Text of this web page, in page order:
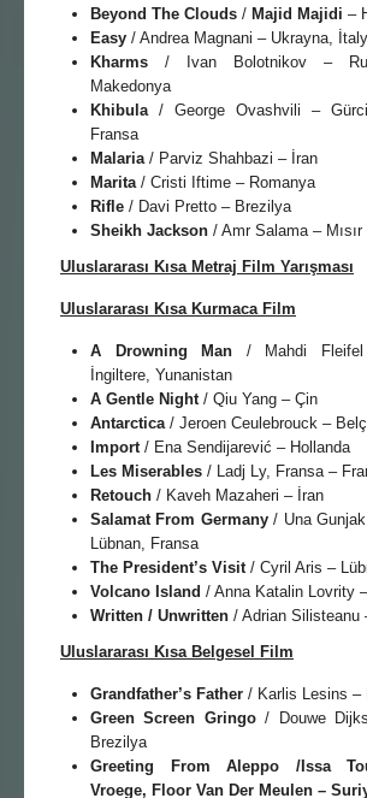
Beyond The Clouds / Majid Majidi –
Easy / Andrea Magnani – Ukrayna,
Kharms / Ivan Bolotnikov –
Makedonya
Khibula / George Ovashvili –
Fransa
Malaria / Parviz Shahbazi – İran
Marita / Cristi Iftime – Romanya
Rifle / Davi Pretto – Brezilya
Sheikh Jackson / Amr Salama – Mısır
Uluslararası Kısa Metraj Film Yarışması
Uluslararası Kısa Kurmaca Film
A Drowning Man / Mahdi Fleifel
İngiltere, Yunanistan
A Gentle Night / Qiu Yang – Çin
Antarctica / Jeroen Ceulebrouck –
Import / Ena Sendijarević – Hollanda
Les Miserables / Ladj Ly, Fransa –
Retouch / Kaveh Mazaheri – İran
Salamat From Germany/ Una
Lübnan, Fransa
The President’s Visit / Cyril Aris –
Volcano Island / Anna Katalin Lovrity
Written / Unwritten / Adrian Silisteanu
Uluslararası Kısa Belgesel Film
Grandfather’s Father / Karlis Lesins –
Green Screen Gringo/ Douwe
Brezilya
Greeting From Aleppo /Issa
Vroege, Floor Van Der Meulen –